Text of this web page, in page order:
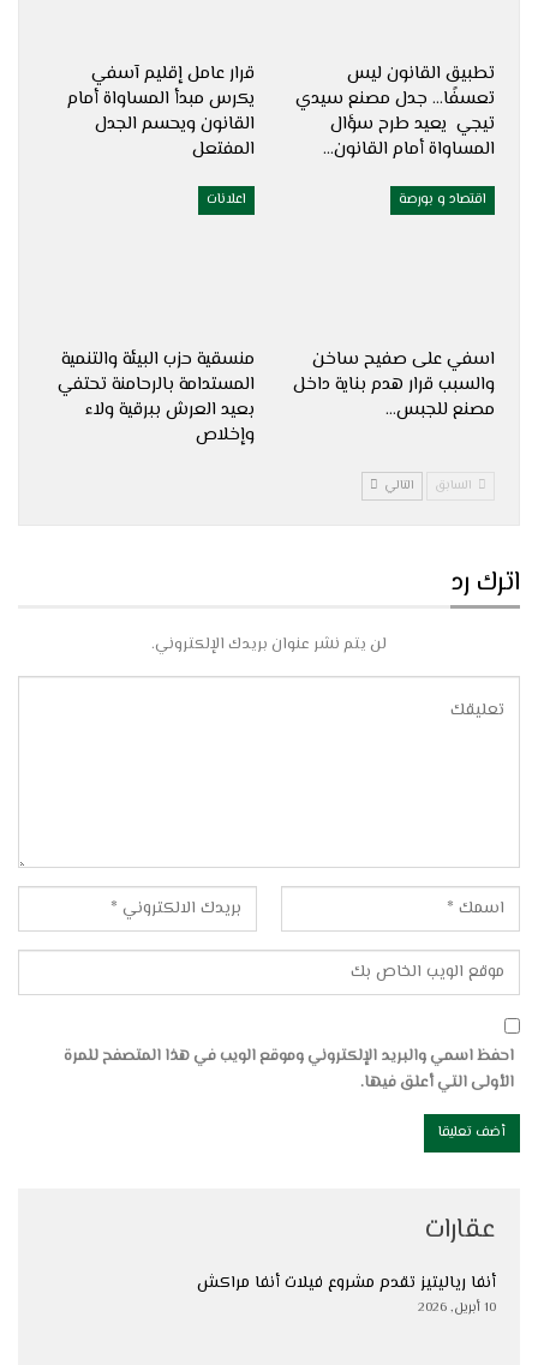
تطبيق القانون ليس
تعسفًا… جدل مصنع سيدي
تيجي يعيد طرح سؤال
المساواة أمام القانون…
قرار عامل إقليم آسفي
يكرس مبدأ المساواة أمام
القانون ويحسم الجدل
المفتعل
اقتصاد و بورصة
اسفي على صفيح ساخن
والسبب قرار هدم بناية داخل
مصنع للجبس…
اعلانات
منسقية حزب البيئة والتنمية
المستدامة بالرحامنة تحتفي
بعيد العرش ببرقية ولاء
وإخلاص
السابق التالي
اترك رد
لن يتم نشر عنوان بريدك الإلكتروني.
احفظ اسمي والبريد الإلكتروني وموقع الويب في هذا المتصفح للمرة
الأولى التي أعلق فيها.
عقارات
أنفا رياليتيز تقدم مشروع فيلات أنفا مراكش
10 أبريل, 2026